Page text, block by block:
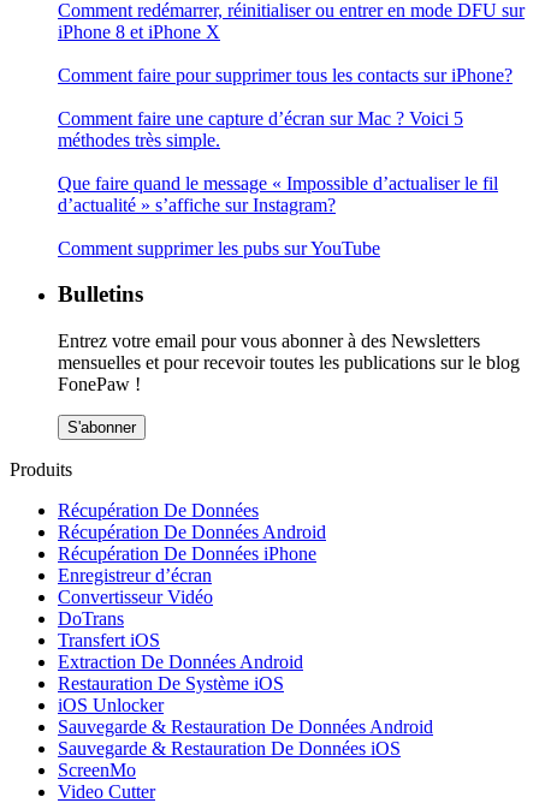
Comment redémarrer, réinitialiser ou entrer en mode DFU sur
iPhone 8 et iPhone X
Comment faire pour supprimer tous les contacts sur iPhone?
Comment faire une capture d’écran sur Mac ? Voici 5
méthodes très simple.
Que faire quand le message « Impossible d’actualiser le fil
d’actualité » s’affiche sur Instagram?
Comment supprimer les pubs sur YouTube
Bulletins
Entrez votre email pour vous abonner à des Newsletters
mensuelles et pour recevoir toutes les publications sur le blog
FonePaw !
S'abonner
Produits
Récupération De Données
Récupération De Données Android
Récupération De Données iPhone
Enregistreur d’écran
Convertisseur Vidéo
DoTrans
Transfert iOS
Extraction De Données Android
Restauration De Système iOS
iOS Unlocker
Sauvegarde & Restauration De Données Android
Sauvegarde & Restauration De Données iOS
ScreenMo
Video Cutter